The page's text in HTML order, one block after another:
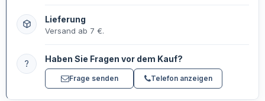
Lieferung
Versand ab 7 €.
? Haben Sie Fragen vor dem Kauf?
Frage senden Telefon anzeigen